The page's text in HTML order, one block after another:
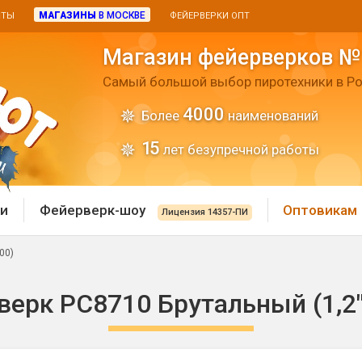
МАГАЗИНЫ В МОСКВЕ ФЕЙЕРВЕРКИ ОПТ
Магазин фейерверков
Самый большой выбор пиротехники в
Более 4000 наименований
15 лет безупречной работы
Хлопушки и
Фейерверк-шоу Лицензия 14357-ПИ Оптовикам
РС8710 Брутальный